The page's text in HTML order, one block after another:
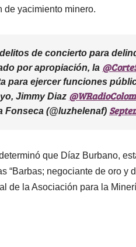
de yacimiento minero.
de concierto para
por apropiación, la
para ejercer funciones
Jimmy Diaz
Fonseca (@luzhelenaf)
que Díaz Burbano,
“Barbas; negociante de oro
de la Asociación para la